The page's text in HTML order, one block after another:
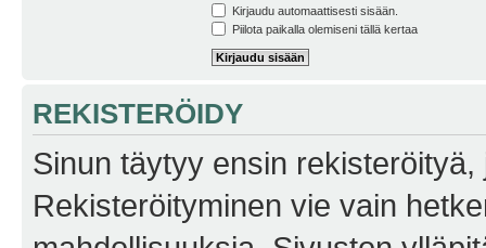
Kirjaudu automaattisesti sisään.
Piilota paikalla olemiseni tällä kertaa
REKISTERÖIDY
Sinun täytyy ensin
Rekisteröityminen vie vain